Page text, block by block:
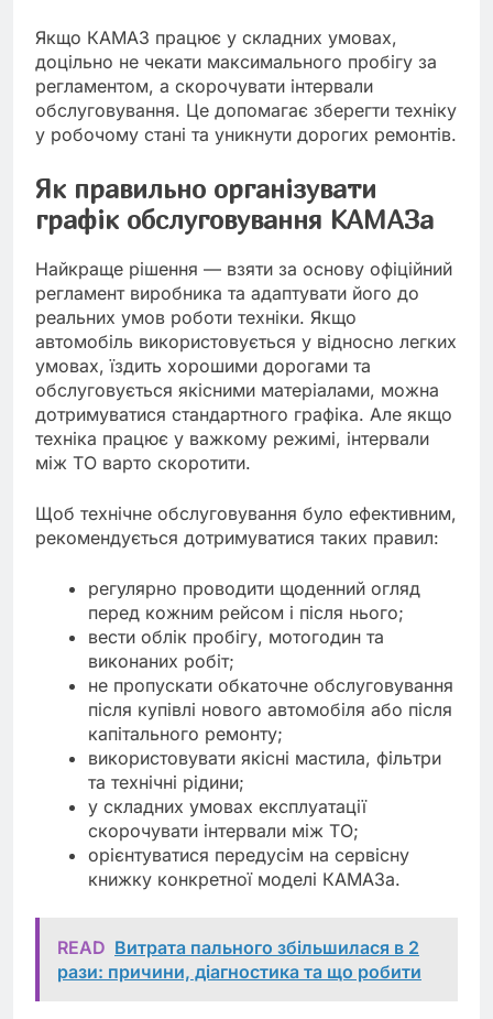
Якщо КАМАЗ працює у складних умовах,
доцільно не чекати максимального пробігу за
регламентом, а скорочувати інтервали
обслуговування. Це допомагає зберегти техніку
у робочому стані та уникнути дорогих ремонтів.
Як правильно організувати
графік обслуговування КАМАЗа
Найкраще рішення — взяти за основу офіційний
регламент виробника та адаптувати його до
реальних умов роботи техніки. Якщо
автомобіль використовується у відносно легких
умовах, їздить хорошими дорогами та
обслуговується якісними матеріалами, можна
дотримуватися стандартного графіка. Але якщо
техніка працює у важкому режимі, інтервали
між ТО варто скоротити.
Щоб технічне обслуговування було ефективним,
рекомендується дотримуватися таких правил:
регулярно проводити щоденний огляд
перед кожним рейсом і після нього;
вести облік пробігу, мотогодин та
виконаних робіт;
не пропускати обкаточне обслуговування
після купівлі нового автомобіля або після
капітального ремонту;
використовувати якісні мастила, фільтри
та технічні рідини;
у складних умовах експлуатації
скорочувати інтервали між ТО;
орієнтуватися передусім на сервісну
книжку конкретної моделі КАМАЗа.
READ Витрата пального збільшилася в 2
рази: причини, діагностика та що робити